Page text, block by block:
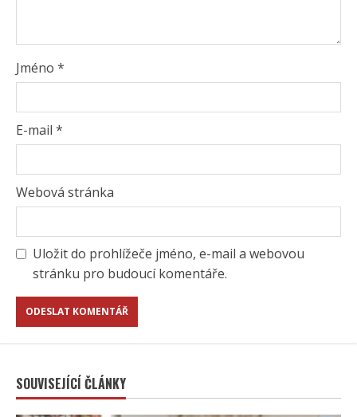
Jméno *
E-mail *
Webová stránka
Uložit do prohlížeče jméno, e-mail a webovou
stránku pro budoucí komentáře.
SOUVISEJÍCÍ ČLÁNKY